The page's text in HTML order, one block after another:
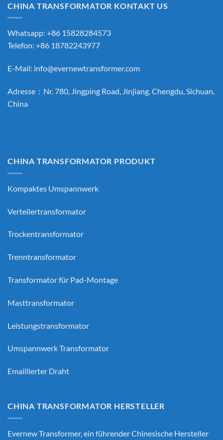
CHINA TRANSFORMATOR KONTAKT US
Whatsapp: +86 15828284573
Telefon: +86 18782243977
E-Mail: info@evernewtransformer.com
Adresse：Nr. 780, Jingping Road, Jinjiang, Chengdu, Sichuan,
China
CHINA TRANSFORMATOR PRODUKT
Kompaktes Umspannwerk
Verteilertransformator
Trockentransformator
Trenntransformator
Transformator für Pad-Montage
Masttransformator
Leistungstransformator
Umspannwerk Transformator
Emaillierter Draht
CHINA TRANSFORMATOR HERSTELLER
Evernew Transformer, ein führenderChinesische Hersteller